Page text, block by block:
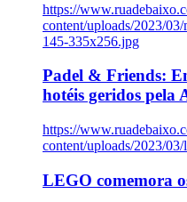
https://
content/uploads/2023/
145-335x256.jpg
Padel & Friends:
hotéis geridos pela
https://
content/uploads/2023/
LEGO comemora